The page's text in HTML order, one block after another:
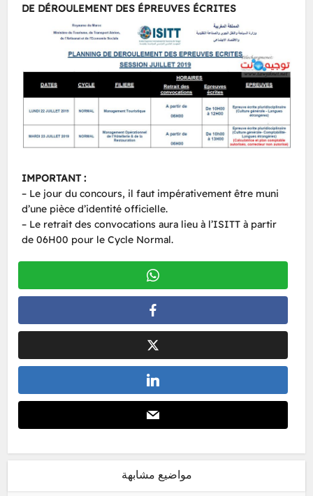
DE DÉROULEMENT DES ÉPREUVES ÉCRITES
IMPORTANT :
– Le jour du concours, il faut impérativement être muni
d’une pièce d’identité officielle.
– Le retrait des convocations aura lieu à l’ISITT à partir
de 06H00 pour le Cycle Normal.
مواضيع مشابهة